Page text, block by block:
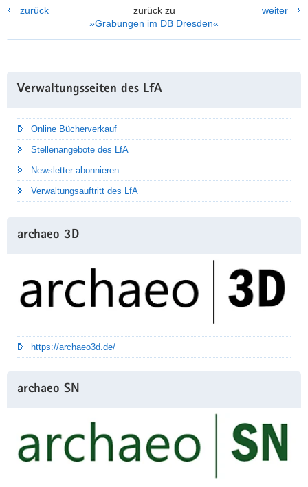
zurück
zurück zu
»Grabungen im DB Dresden«
weiter
Information
Verwaltungsseiten des LfA
Online Bücherverkauf
Stellenangebote des LfA
Newsletter abonnieren
Verwaltungsauftritt des LfA
archaeo 3D
https://archaeo3d.de/
archaeo SN